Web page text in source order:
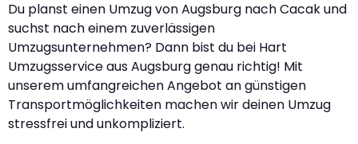
Du planst einen Umzug von Augsburg nach Cacak und
suchst nach einem zuverlässigen
Umzugsunternehmen? Dann bist du bei Hart
Umzugsservice aus Augsburg genau richtig! Mit
unserem umfangreichen Angebot an günstigen
Transportmöglichkeiten machen wir deinen Umzug
stressfrei und unkompliziert.